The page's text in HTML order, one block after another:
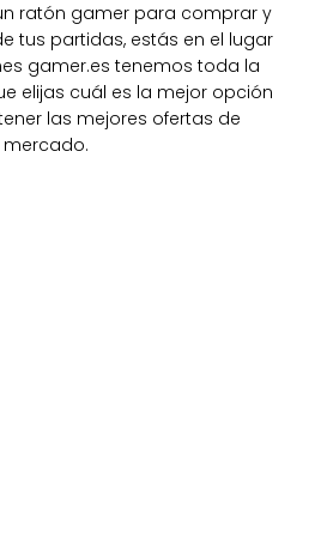
ratón gamer para comprar y
tus partidas, estás en el lugar
gamer.es tenemos toda la
elijas cuál es la mejor opción
las mejores ofertas de